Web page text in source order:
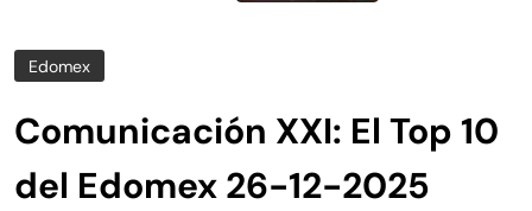
Edomex
Comunicación XXI: El Top 10
del Edomex 26-12-2025